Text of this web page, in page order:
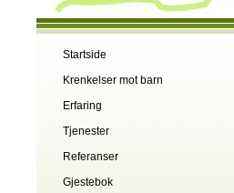
Startside
Krenkelser mot barn
Erfaring
Tjenester
Referanser
Gjestebok